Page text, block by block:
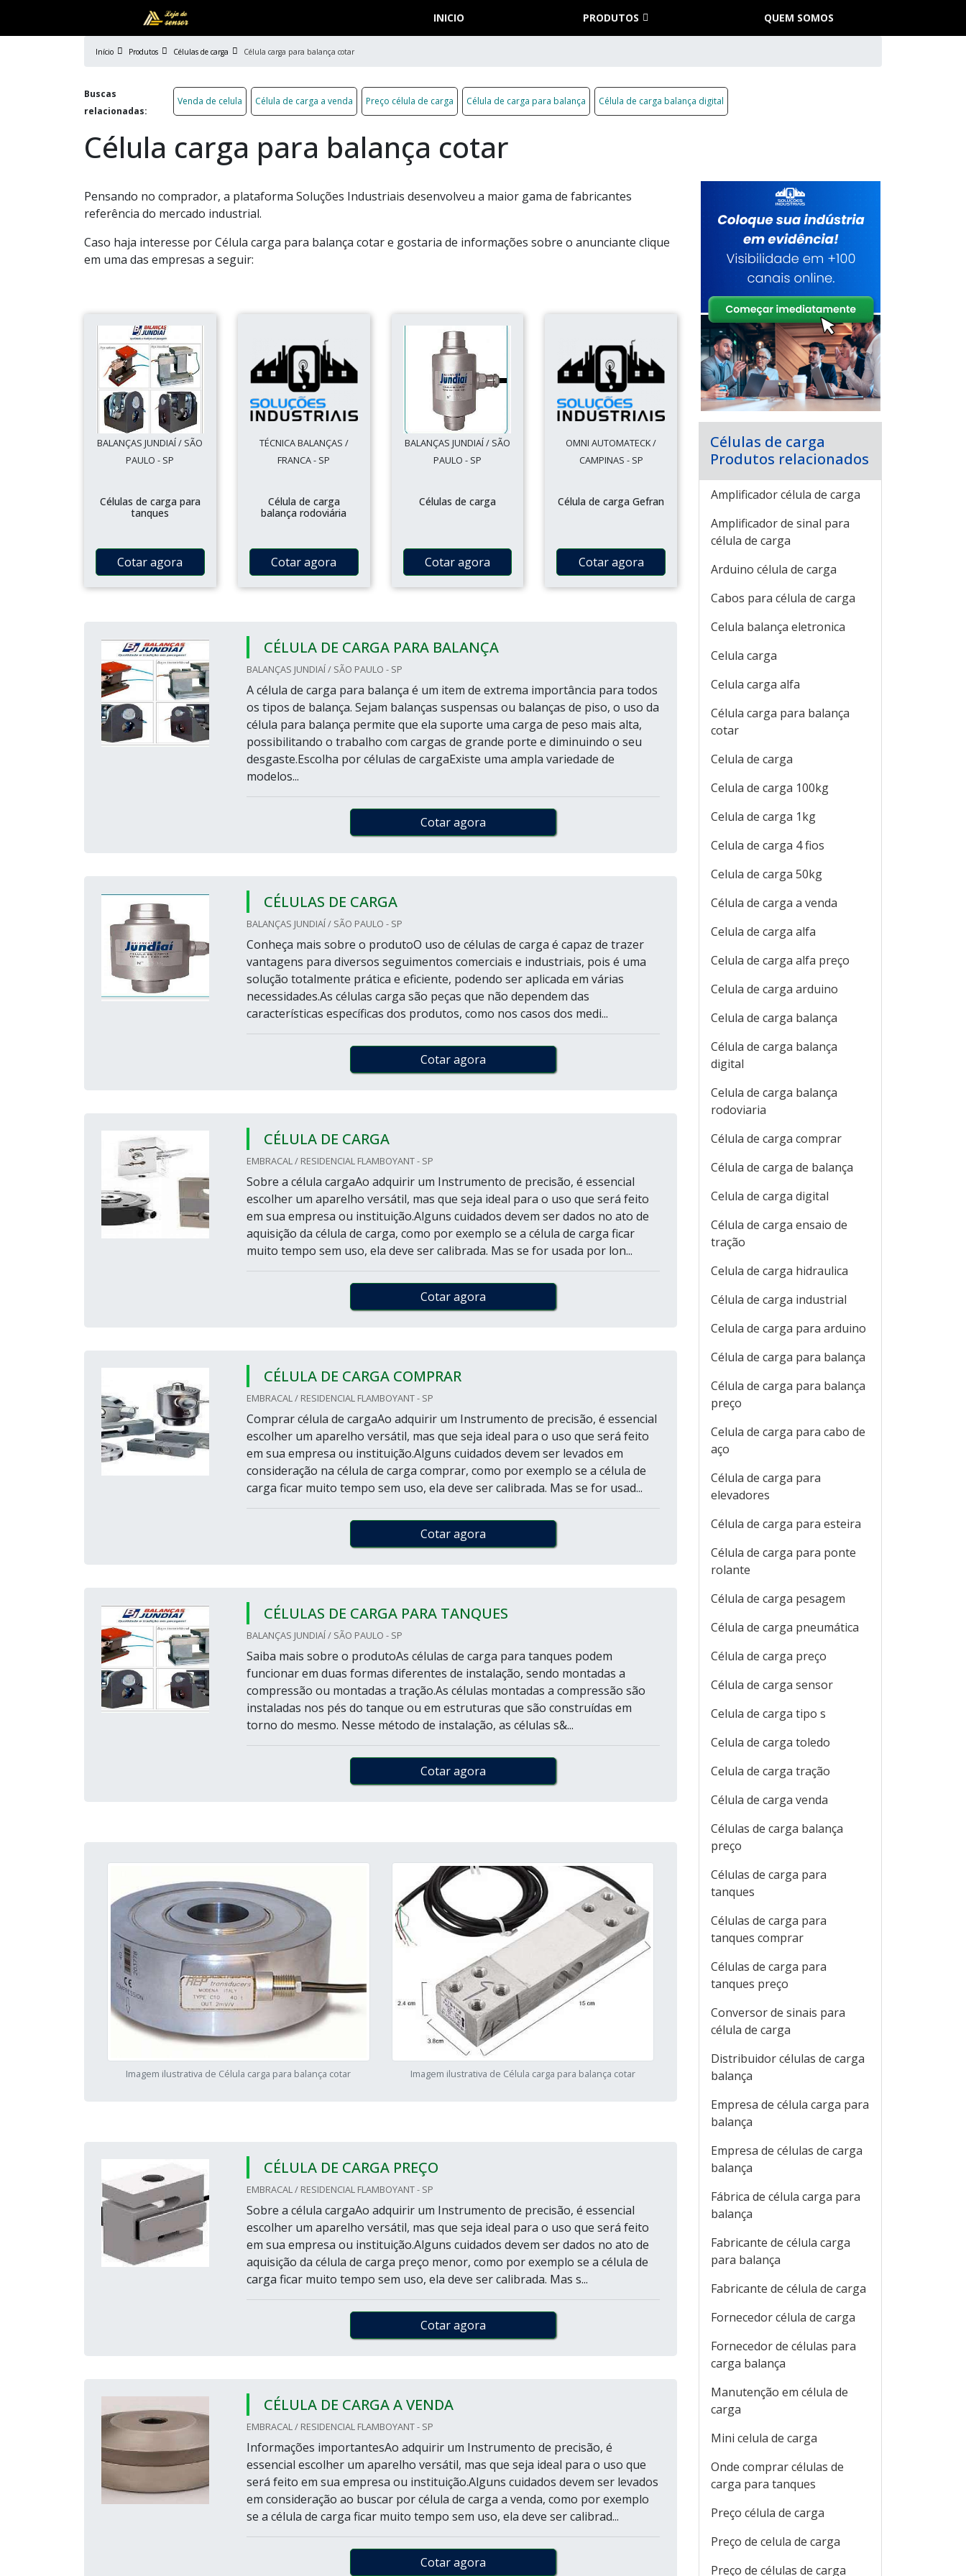
INICIO PRODUTOS QUEM SOMOS
Início Produtos Células de carga Célula carga para balança cotar
Buscas
relacionadas:
Venda de celula Célula de carga a venda Preço célula de carga Célula de carga para balança Célula de carga balança digital
Célula carga para balança cotar
Pensando no comprador, a plataforma Soluções Industriais desenvolveu a maior gama de fabricantes
referência do mercado industrial.
Caso haja interesse por Célula carga para balança cotar e gostaria de informações sobre o anunciante clique
em uma das empresas a seguir:
BALANÇAS JUNDIAÍ / SÃO
PAULO - SP
Células de carga para
tanques
Cotar agora
TÉCNICA BALANÇAS /
FRANCA - SP
Célula de carga
balança rodoviária
Cotar agora
BALANÇAS JUNDIAÍ / SÃO
PAULO - SP
Células de carga
Cotar agora
OMNI AUTOMATECK /
CAMPINAS - SP
Célula de carga Gefran
Cotar agora
CÉLULA DE CARGA PARA BALANÇA
BALANÇAS JUNDIAÍ / SÃO PAULO - SP
A célula de carga para balança é um item de extrema importância para todos
os tipos de balança. Sejam balanças suspensas ou balanças de piso, o uso da
célula para balança permite que ela suporte uma carga de peso mais alta,
possibilitando o trabalho com cargas de grande porte e diminuindo o seu
desgaste.Escolha por células de cargaExiste uma ampla variedade de
modelos...
Cotar agora
CÉLULAS DE CARGA
BALANÇAS JUNDIAÍ / SÃO PAULO - SP
Conheça mais sobre o produtoO uso de células de carga é capaz de trazer
vantagens para diversos seguimentos comerciais e industriais, pois é uma
solução totalmente prática e eficiente, podendo ser aplicada em várias
necessidades.As células carga são peças que não dependem das
características específicas dos produtos, como nos casos dos medi...
Cotar agora
CÉLULA DE CARGA
EMBRACAL / RESIDENCIAL FLAMBOYANT - SP
Sobre a célula cargaAo adquirir um Instrumento de precisão, é essencial
escolher um aparelho versátil, mas que seja ideal para o uso que será feito
em sua empresa ou instituição.Alguns cuidados devem ser dados no ato de
aquisição da célula de carga, como por exemplo se a célula de carga ficar
muito tempo sem uso, ela deve ser calibrada. Mas se for usada por lon...
Cotar agora
CÉLULA DE CARGA COMPRAR
EMBRACAL / RESIDENCIAL FLAMBOYANT - SP
Comprar célula de cargaAo adquirir um Instrumento de precisão, é essencial
escolher um aparelho versátil, mas que seja ideal para o uso que será feito
em sua empresa ou instituição.Alguns cuidados devem ser levados em
consideração na célula de carga comprar, como por exemplo se a célula de
carga ficar muito tempo sem uso, ela deve ser calibrada. Mas se for usad...
Cotar agora
CÉLULAS DE CARGA PARA TANQUES
BALANÇAS JUNDIAÍ / SÃO PAULO - SP
Saiba mais sobre o produtoAs células de carga para tanques podem
funcionar em duas formas diferentes de instalação, sendo montadas a
compressão ou montadas a tração.As células montadas a compressão são
instaladas nos pés do tanque ou em estruturas que são construídas em
torno do mesmo. Nesse método de instalação, as células s&...
Cotar agora
Imagem ilustrativa de Célula carga para balança cotar Imagem ilustrativa de Célula carga para balança cotar
CÉLULA DE CARGA PREÇO
EMBRACAL / RESIDENCIAL FLAMBOYANT - SP
Sobre a célula cargaAo adquirir um Instrumento de precisão, é essencial
escolher um aparelho versátil, mas que seja ideal para o uso que será feito
em sua empresa ou instituição.Alguns cuidados devem ser dados no ato de
aquisição da célula de carga preço menor, como por exemplo se a célula de
carga ficar muito tempo sem uso, ela deve ser calibrada. Mas s...
Cotar agora
CÉLULA DE CARGA A VENDA
EMBRACAL / RESIDENCIAL FLAMBOYANT - SP
Informações importantesAo adquirir um Instrumento de precisão, é
essencial escolher um aparelho versátil, mas que seja ideal para o uso que
será feito em sua empresa ou instituição.Alguns cuidados devem ser levados
em consideração ao buscar por célula de carga a venda, como por exemplo
se a célula de carga ficar muito tempo sem uso, ela deve ser calibrad...
Cotar agora
Células de carga
Produtos relacionados
Amplificador célula de carga
Amplificador de sinal para
célula de carga
Arduino célula de carga
Cabos para célula de carga
Celula balança eletronica
Celula carga
Celula carga alfa
Célula carga para balança
cotar
Celula de carga
Celula de carga 100kg
Celula de carga 1kg
Celula de carga 4 fios
Celula de carga 50kg
Célula de carga a venda
Celula de carga alfa
Celula de carga alfa preço
Celula de carga arduino
Celula de carga balança
Célula de carga balança
digital
Celula de carga balança
rodoviaria
Célula de carga comprar
Célula de carga de balança
Celula de carga digital
Célula de carga ensaio de
tração
Celula de carga hidraulica
Célula de carga industrial
Celula de carga para arduino
Célula de carga para balança
Célula de carga para balança
preço
Celula de carga para cabo de
aço
Célula de carga para
elevadores
Célula de carga para esteira
Célula de carga para ponte
rolante
Célula de carga pesagem
Célula de carga pneumática
Célula de carga preço
Célula de carga sensor
Celula de carga tipo s
Celula de carga toledo
Celula de carga tração
Célula de carga venda
Células de carga balança
preço
Células de carga para
tanques
Células de carga para
tanques comprar
Células de carga para
tanques preço
Conversor de sinais para
célula de carga
Distribuidor células de carga
balança
Empresa de célula carga para
balança
Empresa de células de carga
balança
Fábrica de célula carga para
balança
Fabricante de célula carga
para balança
Fabricante de célula de carga
Fornecedor célula de carga
Fornecedor de células para
carga balança
Manutenção em célula de
carga
Mini celula de carga
Onde comprar células de
carga para tanques
Preço célula de carga
Preço de celula de carga
Preço de células de carga